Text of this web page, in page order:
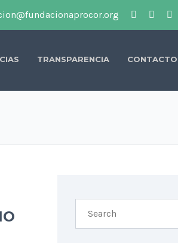
TRANSPARENCIA CONTACTO